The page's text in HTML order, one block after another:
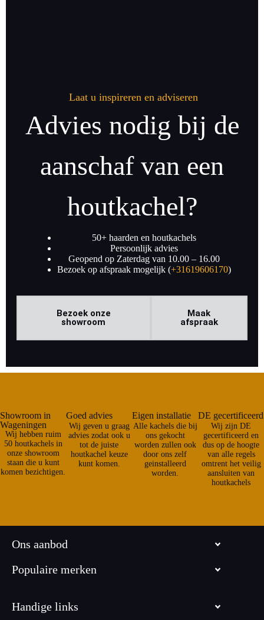
Laat u inspireren en adviseren
Advies nodig bij de
aanschaf van een
houtkachel?
50+ haarden en houtkachels
Persoonlijk advies
Geopend op Zaterdag van 10.00 – 16.00
Bezoek op afspraak mogelijk (+31619606170)
Bezoek onze
showroom
Maak
afspraak
Showroom in
Wageningen
Wij hebben ruim
50 houtkachels in
onze showroom
staan die u kunt
komen bezichtigen.
Goed advies
Wij geven u graag
advies zodat ook u
tot de juiste
houtkachel keuze
kunt komen.
Eigen installatie
Alle kachels die bij
ons gekocht
worden zullen ook
door ons zelf
geinstalleerd
worden.
DE gecertificeerd
Wij zijn DE
gecertificeerd en
dus op de hoogte
van alle regels
omtrent het veilig
aansluiten van
houtkachels
Ons aanbod
Populaire merken
Handige links